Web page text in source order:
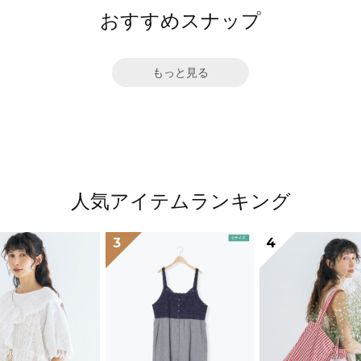
おすすめスナップ
もっと見る
人気アイテムランキング
3 4